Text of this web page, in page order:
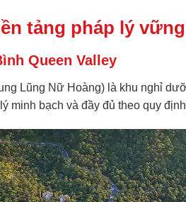
tảng pháp lý
Queen Valley
Lũng Nữ Hoàng) là khu nghỉ
minh bạch và đầy đủ theo quy